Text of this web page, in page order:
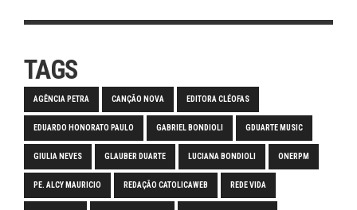
TAGS
AGÊNCIA PETRA CANÇÃO NOVA EDITORA CLÉOFAS
EDUARDO HONORATO PAULO GABRIEL BONDIOLI GDUARTE MUSIC
GIULIA NEVES GLAUBER DUARTE LUCIANA BONDIOLI ONERPM
PE. ALCY MAURICIO REDAÇÃO CATOLICAWEB REDE VIDA